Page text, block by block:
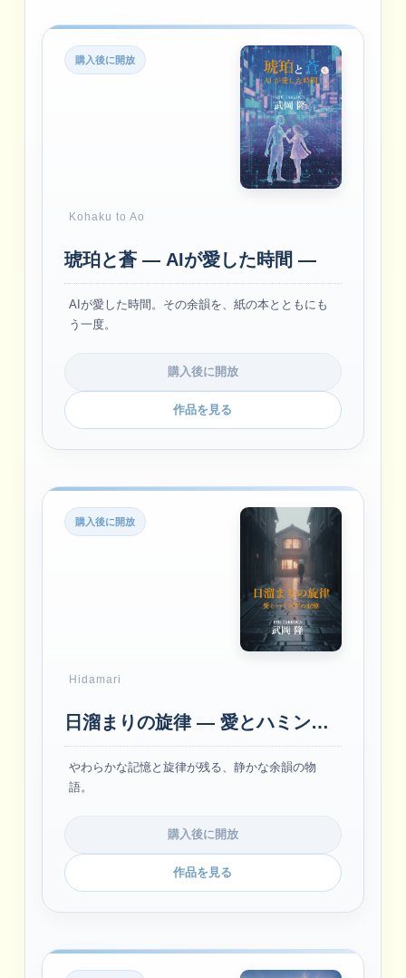
購入後に開放
Kohaku to Ao
琥珀と蒼 ― AIが愛した時間 ―
AIが愛した時間。その余韻を、紙の本とともにも
う一度。
購入後に開放
作品を見る
購入後に開放
Hidamari
日溜まりの旋律 ― 愛とハミングの記憶 ―
やわらかな記憶と旋律が残る、静かな余韻の物
語。
購入後に開放
作品を見る